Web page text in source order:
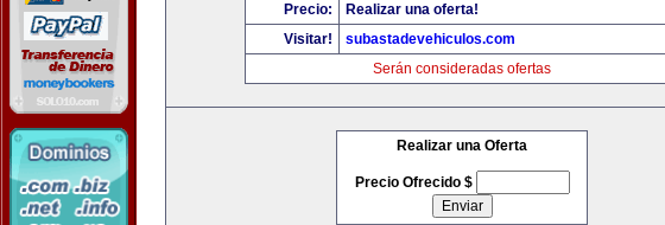
Precio:
Realizar una oferta!
Visitar!
subastadevehiculos.com
Serán consideradas ofertas
Realizar una Oferta
Precio Ofrecido $